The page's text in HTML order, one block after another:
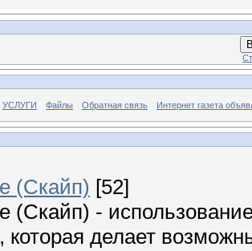
УСЛУГИ Файлы Обратная связь Интернет газета
(Скайп) [52]
(Скайп) -
которая делает